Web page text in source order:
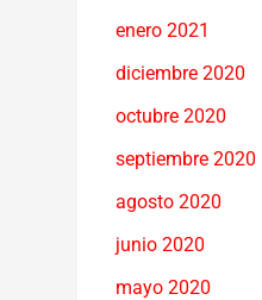
enero 2021
diciembre 2020
octubre 2020
septiembre 2020
agosto 2020
junio 2020
mayo 2020